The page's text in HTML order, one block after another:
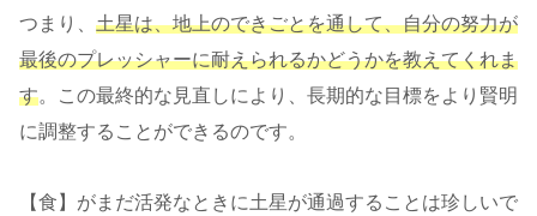
つまり、 土星は、地上のできごとを通して、自分の努力が
最後のプレッシャーに耐えられるかどうかを教えてくれま
す。この最終的な見直しにより、長期的な目標をより賢明
に調整することができるのです。
【食】がまだ活発なときに土星が通過することは珍しいで